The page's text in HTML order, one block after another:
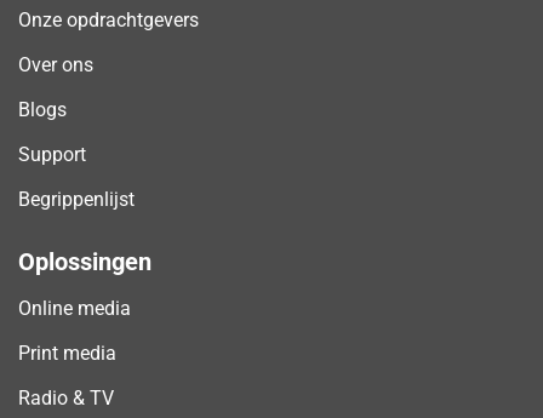
Onze opdrachtgevers
Over ons
Blogs
Support
Begrippenlijst
Oplossingen
Online media
Print media
Radio & TV